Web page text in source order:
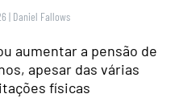
| Daniel Fallows
aumentar a pensão de
apesar das várias
físicas